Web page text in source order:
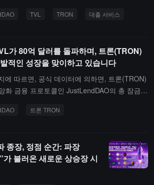
에 달하고, 사용자 예치금 규모는 531억 달러
리스크 관리 메커니즘을 통해 전 세계 사용자
이며 투명한 분산형 대출 서비스를 지속적으로
서의 입지를 더욱 강화하고 있습니다.
TVL TRON 대출 서비스
가 80억 달러를 돌파하며, 트론(TRON)
적인 성장을 맞이하고 있습니다
에 따르면, 공식 데이터에 의하면, 트론(TRON)
화 금융 프로토콜인 JustLendDAO의 총 잠금
러에 이르고, 플랫폼의 일일 평균 수익은 4.9
하여 384만 달러에 달했습니다. JustLendDA
트론(TRON)이 글로벌 선도 공공 블록체인으
다시 한번 입증하며, 그 효율적이고 저렴한 네
트론 TRON
종장, 정점 순간: 파장
불러온 새로운 상승장 시